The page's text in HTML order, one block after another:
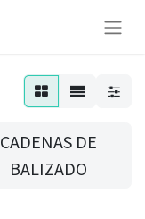
CADENAS DE
BALIZADO